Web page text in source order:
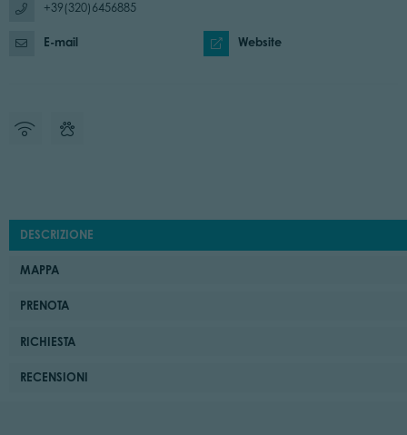
+39(320)6456885
E-mail Website
DESCRIZIONE
MAPPA
PRENOTA
RICHIESTA
RECENSIONI